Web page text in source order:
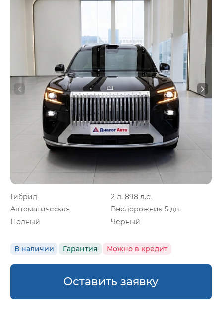
Гибрид
2 л, 898 л.с.
Автоматическая
Внедорожник 5 дв.
Полный
Черный
В наличии Гарантия Можно в кредит
Оставить заявку